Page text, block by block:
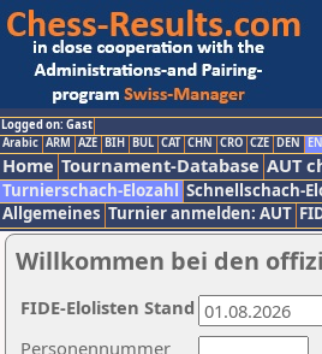
Logged on: Gast
Arabic ARM AZE BIH BUL CAT CHN CRO CZE DEN
Home Tournament-Database AUT
Turnierschach-Elozahl Schnellschach-
Allgemeines Turnier anmelden: AUT
Willkommen bei den
Personennummer
FIDE-Elolisten Stand